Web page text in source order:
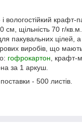
вологостійкий крафт-
см, щільність 70 г/кв.м.
пакувальних цілей,
виробів, що
гофрокартон , крафт-
за 1 аркуш.
- 500 листів.